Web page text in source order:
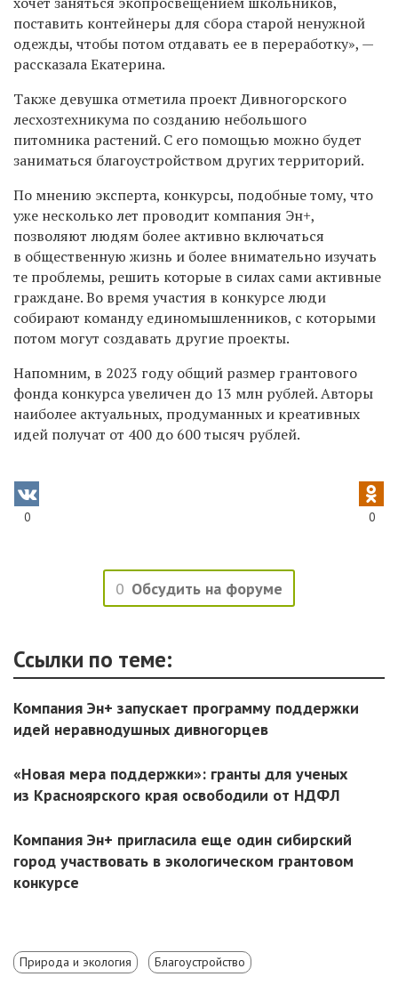
поставить контейнеры для сбора старой ненужной
одежды, чтобы потом отдавать ее в переработку», —
рассказала Екатерина.
Также девушка отметила проект Дивногорского
лесхозтехникума по созданию небольшого
питомника растений. С его помощью можно будет
заниматься благоустройством других территорий.
По мнению эксперта, конкурсы, подобные тому, что
уже несколько лет проводит компания Эн+,
позволяют людям более активно включаться
в общественную жизнь и более внимательно изучать
те проблемы, решить которые в силах сами активные
граждане. Во время участия в конкурсе люди
собирают команду единомышленников, с которыми
потом могут создавать другие проекты.
Напомним, в 2023 году общий размер грантового
фонда конкурса увеличен до 13 млн рублей. Авторы
наиболее актуальных, продуманных и креативных
идей получат от 400 до 600 тысяч рублей.
0 0
0 Обсудить на форуме
Ссылки по теме:
Компания Эн+ запускает программу поддержки
идей неравнодушных дивногорцев
«Новая мера поддержки»: гранты для ученых
из Красноярского края освободили от НДФЛ
Компания Эн+ пригласила еще один сибирский
город участвовать в экологическом грантовом
конкурсе
Природа и экология Благоустройство